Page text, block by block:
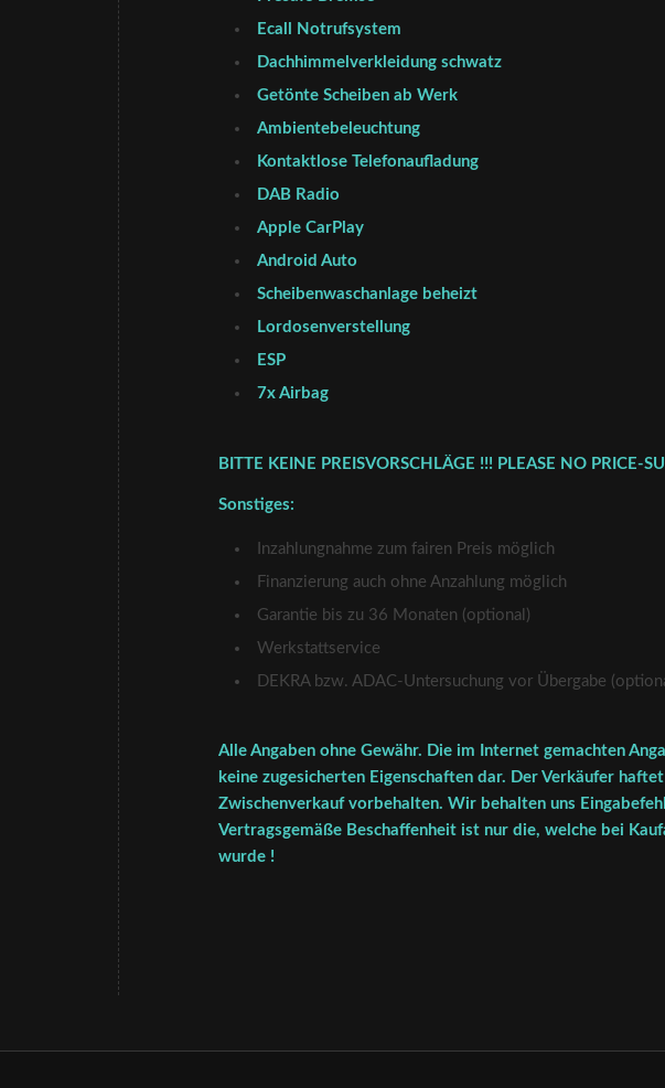
Ecall Notrufsystem
Dachhimmelverkleidung schwatz
Getönte Scheiben ab Werk
Ambientebeleuchtung
Kontaktlose Telefonaufladung
DAB Radio
Apple CarPlay
Android Auto
Scheibenwaschanlage beheizt
Lordosenverstellung
ESP
7x Airbag
BITTE KEINE PREISVORSCHLÄGE !!! PLEASE NO PRICE-
Sonstiges:
Inzahlungnahme zum fairen Preis möglich
Finanzierung auch ohne Anzahlung möglich
Garantie bis zu 36 Monaten (optional)
Werkstattservice
DEKRA bzw. ADAC-Untersuchung vor Übergabe
Alle Angaben ohne Gewähr. Die im Internet gemachten
keine zugesicherten Eigenschaften dar. Der Verkäufer
Zwischenverkauf vorbehalten. Wir behalten uns
Vertragsgemäße Beschaffenheit ist nur die, welche bei
wurde !